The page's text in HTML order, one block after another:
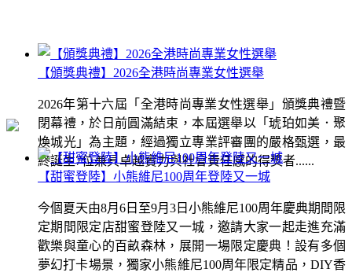
【頒獎典禮】2026全港時尚專業女性選舉
2026年第十六屆「全港時尚專業女性選舉」頒獎典禮暨
閉幕禮，於日前圓滿結束，本屆選舉以「琥珀如美．聚
煥城光」為主題，經過獨立專業評審團的嚴格甄選，最
終誕生7位兼具卓越實力與社會責任感的得獎者......
【甜蜜登陸】小熊維尼100周年登陸又一城
今個夏天由8月6日至9月3日小熊維尼100周年慶典期間限
定期間限定店甜蜜登陸又一城，邀請大家一起走進充滿
歡樂與童心的百畝森林，展開一場限定慶典！設有多個
夢幻打卡場景，獨家小熊維尼100周年限定精品，DIY香